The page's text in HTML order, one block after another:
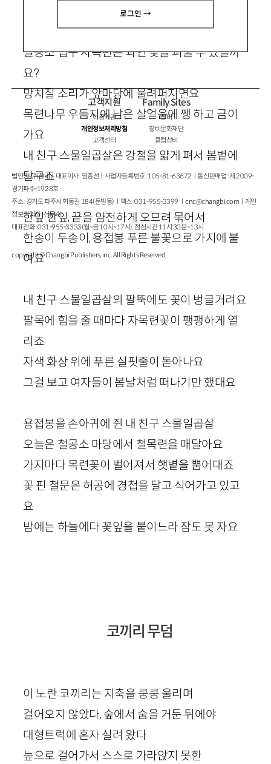
로그인 →
철공소 입구 자목련은 과연 꽃을 피울 수 있을까
요?
망치질 소리가 앞마당에 울려퍼지면요
목련나무 우듬지에 남은 살얼음에 쨍 하고 금이
가요
내 친구 스물일곱살은 강철을 얇게 펴서 봄볕에
달구죠
한잎 한잎, 끝을 얌전하게 오므려 묶어서
한송이 두송이, 용접봉 푸른 불꽃으로 가지에 붙
여요
내 친구 스물일곱살의 팔뚝에도 꽃이 벙글거려요
팔목에 힘을 줄 때마다 자목련꽃이 팽팽하게 열
리죠
자색 화상 위에 푸른 실핏줄이 돋아나요
그걸 보고 여자들이 봄날처럼 떠나기만 했대요
용접봉을 손아귀에 쥔 내 친구 스물일곱살
오늘은 철공소 마당에서 철목련을 매달아요
가지마다 목련꽃이 벌어져서 햇볕을 뿜어대죠
꽃 핀 철문은 허공에 경첩을 달고 식어가고 있고
요
밤에는 하늘에다 꽃잎을 붙이느라 잠도 못 자요
코끼리 무덤
이 노란 코끼리는 지축을 쿵쿵 울리며
걸어오지 않았다, 숲에서 숨을 거둔 뒤에야
대형트럭에 혼자 실려 왔다
늪으로 걸어가서 스스로 가라앉지 못한
고객지원
이용약관
개인정보처리방침
고객센터
Family Sites
창비
창비문화재단
클럽창비
법인명 : ㈜창비ㅣ대표이사 : 염종선ㅣ사업자등록번호 : 105-81-63672ㅣ통신판매업 : 제 2009-
경기파주-1928호
주소 : 경기도 파주시 회동길 184(문발동)ㅣ팩스 : 031-955-3399 ㅣcnc@changbi.com ㅣ개인
정보책임자 : 신문수
대표전화 : 031-955-3333(월~금 10시~17시), 점심시간 11시 30분~13시
copyright © Changbi Publishers, inc. All Rights Reserved.